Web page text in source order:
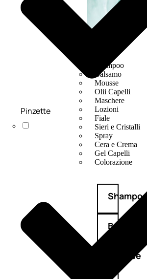
Shampoo
Balsamo
Mousse
Olii Capelli
Maschere
Lozioni
Fiale
Sieri e Cristalli
Spray
Cera e Crema
Gel Capelli
Colorazione
Shampoo
Balsamo
Mousse
Pinzette